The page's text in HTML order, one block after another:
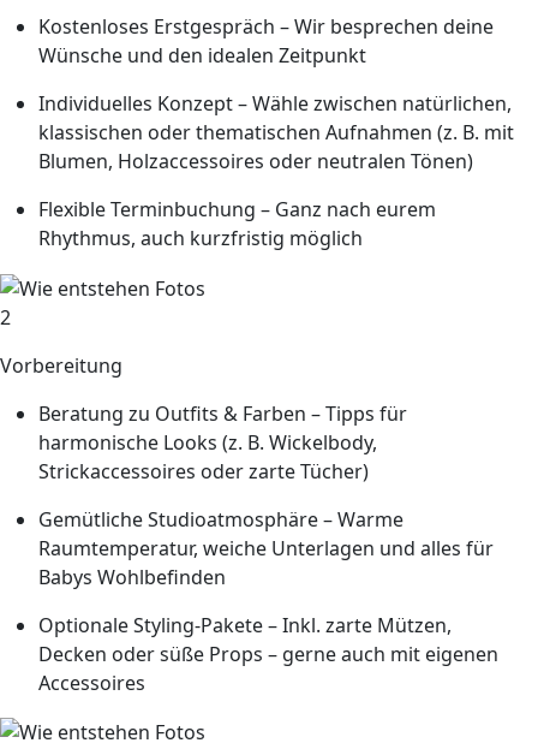
Kostenloses Erstgespräch – Wir besprechen deine
Wünsche und den idealen Zeitpunkt
Individuelles Konzept– Wähle zwischen natürlichen,
klassischen oder thematischen Aufnahmen (z. B. mit
Blumen, Holzaccessoires oder neutralen Tönen)
Flexible Terminbuchung – Ganz nach eurem
Rhythmus, auch kurzfristig möglich
2
Vorbereitung
Beratung zu Outfits & Farben – Tipps für
harmonische Looks (z. B. Wickelbody,
Strickaccessoires oder zarte Tücher)
Gemütliche Studioatmosphäre– Warme
Raumtemperatur, weiche Unterlagen und alles für
Babys Wohlbefinden
Optionale Styling-Pakete– Inkl. zarte Mützen,
Decken oder süße Props – gerne auch mit eigenen
Accessoires